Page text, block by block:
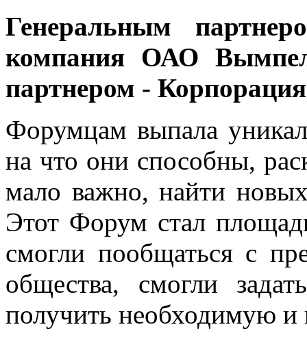
Генеральным
компания ОАО
партнером -
Форумцам выпала
на что они способны,
мало важно, найти
Этот Форум стал
смогли пообщаться с
общества, смогли
получить необходимую